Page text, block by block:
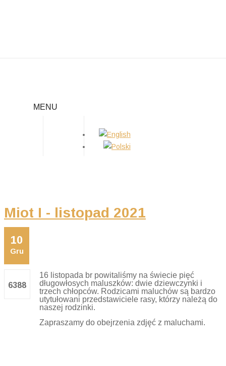
MENU
Szczeniaki
Miot I - listopad 2021
10
Gru
6388
Miot I
16 listopada br powitaliśmy na świecie pięć
długowłosych maluszków: dwie dziewczynki i
trzech chłopców. Rodzicami maluchów są bardzo
utytułowani przedstawiciele rasy, którzy należą do
naszej rodzinki.
Zapraszamy do obejrzenia zdjęć z maluchami.